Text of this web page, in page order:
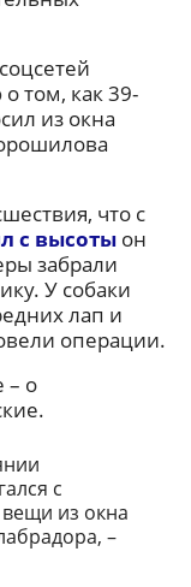
том, как 39-
из окна
что с
с высоты он
забрали
У собаки
лап и
операции.
– о
с
из окна
–